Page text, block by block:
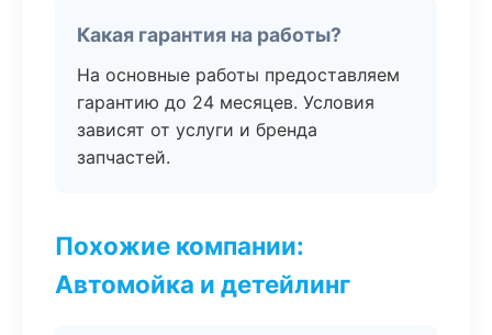
Какая гарантия на работы?
На основные работы предоставляем
гарантию до 24 месяцев. Условия
зависят от услуги и бренда
запчастей.
Похожие компании:
Автомойка и детейлинг